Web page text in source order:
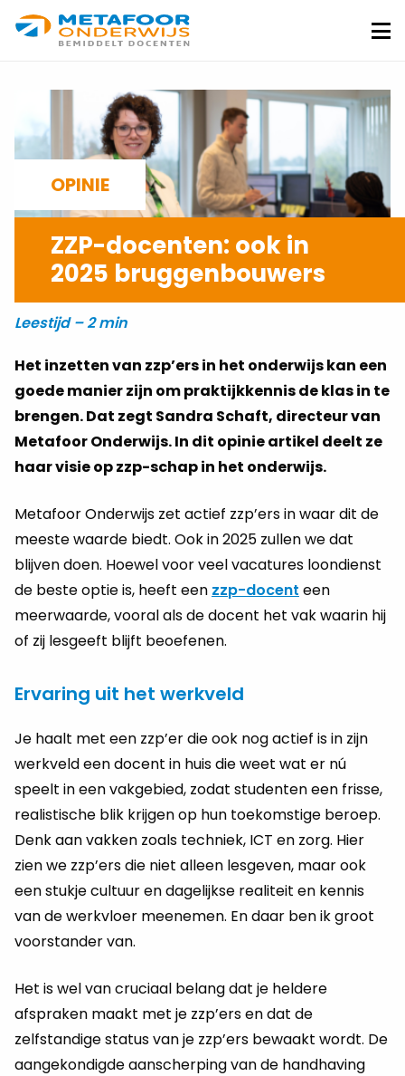
Metafoor
Onderwijs
OPINIE
ZZP-docenten: ook in
2025 bruggenbouwers
10-12-2024
Leestijd – 2 min
Het inzetten van zzp’ers in het onderwijs kan een
goede manier zijn om praktijkkennis de klas in te
brengen. Dat zegt Sandra Schaft, directeur van
Metafoor Onderwijs. In dit opinie artikel deelt ze
haar visie op zzp-schap in het onderwijs.
Metafoor Onderwijs zet actief zzp’ers in waar dit de
meeste waarde biedt. Ook in 2025 zullen we dat
blijven doen. Hoewel voor veel vacatures loondienst
de beste optie is, heeft een zzp-docent een
meerwaarde, vooral als de docent het vak waarin hij
of zij lesgeeft blijft beoefenen.
Ervaring uit het werkveld
Je haalt met een zzp’er die ook nog actief is in zijn
werkveld een docent in huis die weet wat er nú
speelt in een vakgebied, zodat studenten een frisse,
realistische blik krijgen op hun toekomstige beroep.
Denk aan vakken zoals techniek, ICT en zorg. Hier
zien we zzp’ers die niet alleen lesgeven, maar ook
een stukje cultuur en dagelijkse realiteit en kennis
van de werkvloer meenemen. En daar ben ik groot
voorstander van.
Het is wel van cruciaal belang dat je heldere
afspraken maakt met je zzp’ers en dat de
zelfstandige status van je zzp’ers bewaakt wordt. De
aangekondigde aanscherping van de handhaving